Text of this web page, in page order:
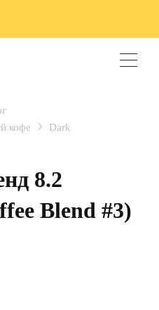
кофе
Dark
8.2
Blend #3)